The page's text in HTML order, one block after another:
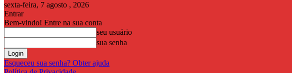
sexta-feira, 7 agosto , 2026
Entrar
Bem-vindo! Entre na sua conta
seu usuário
sua senha
Esqueceu sua senha? Obter ajuda